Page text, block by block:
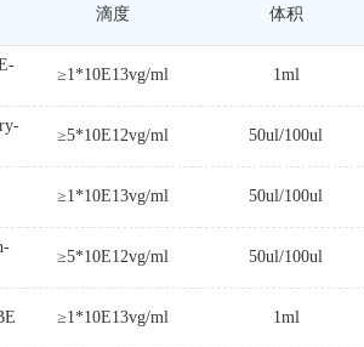
滴度 体积
≥1*10E13vg/ml 1ml
≥5*10E12vg/ml 50ul/100ul
≥1*10E13vg/ml 50ul/100ul
≥5*10E12vg/ml 50ul/100ul
≥1*10E13vg/ml 1ml